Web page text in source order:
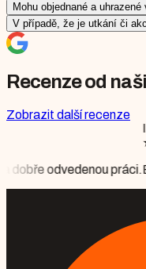
Mohu objednané a
V případě, že je utkání či
Recenze od
Zobrazit další recenze
DIAMOND LEAGUE
Mgr. Monika
to krásné, vše